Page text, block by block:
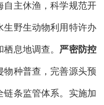
自主休渔，科学规范开
生野生动物利用特许办
息地调查。 严密防控
物种普查，完善源头预
链条监管体系。实施加